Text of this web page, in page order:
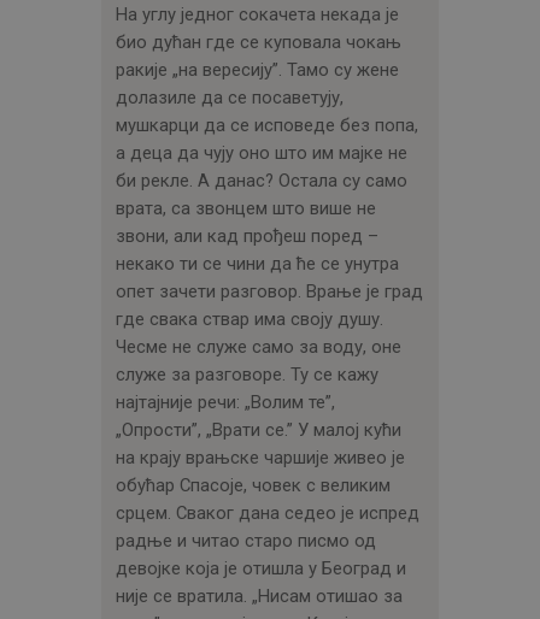
На углу једног сокачета некада је
био дућан где се куповала чокањ
ракије „на вересију”. Тамо су жене
долазиле да се посаветују,
мушкарци да се исповеде без попа,
а деца да чују оно што им мајке не
би рекле. А данас? Остала су само
врата, са звонцем што више не
звони, али кад прођеш поред –
некако ти се чини да ће се унутра
опет зачети разговор. Врање је град
где свака ствар има своју душу.
Чесме не служе само за воду, оне
служе за разговоре. Ту се кажу
најтајније речи: „Волим те”,
„Опрости”, „Врати се.” У малој кући
на крају врањске чаршије живео је
обућар Спасоје, човек с великим
срцем. Сваког дана седео је испред
радње и читао старо писмо од
девојке која је отишла у Београд и
није се вратила. „Нисам отишао за